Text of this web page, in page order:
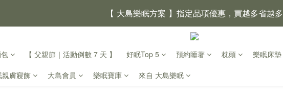
【 大島樂眠方案 】指定品項優惠，買越多省越多
【新家入厝禮】新家起點，送上祝福
【 父親節｜活動倒數 7 天 】 好眠Top 5 預約睡著 枕頭 樂眠床墊
親膚寢飾 大島會員 樂眠寶庫 來自 大島樂眠